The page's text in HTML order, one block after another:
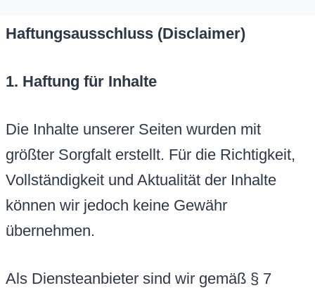
Haftungsausschluss (Disclaimer)
1. Haftung für Inhalte
Die Inhalte unserer Seiten wurden mit
größter Sorgfalt erstellt. Für die Richtigkeit,
Vollständigkeit und Aktualität der Inhalte
können wir jedoch keine Gewähr
übernehmen.
Als Diensteanbieter sind wir gemäß § 7